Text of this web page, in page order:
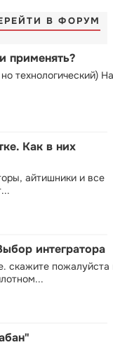
В ФОРУМ
применять?
технологический) На
Как в них
айтишники и все
интегратора
скажите пожалуйста